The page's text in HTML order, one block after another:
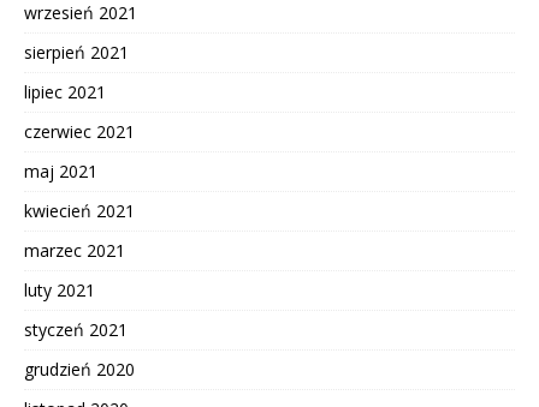
wrzesień 2021
sierpień 2021
lipiec 2021
czerwiec 2021
maj 2021
kwiecień 2021
marzec 2021
luty 2021
styczeń 2021
grudzień 2020